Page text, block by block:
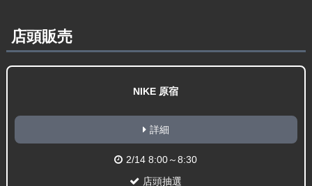
店頭販売
NIKE 原宿
詳細
2/14 8:00～8:30
店頭抽選